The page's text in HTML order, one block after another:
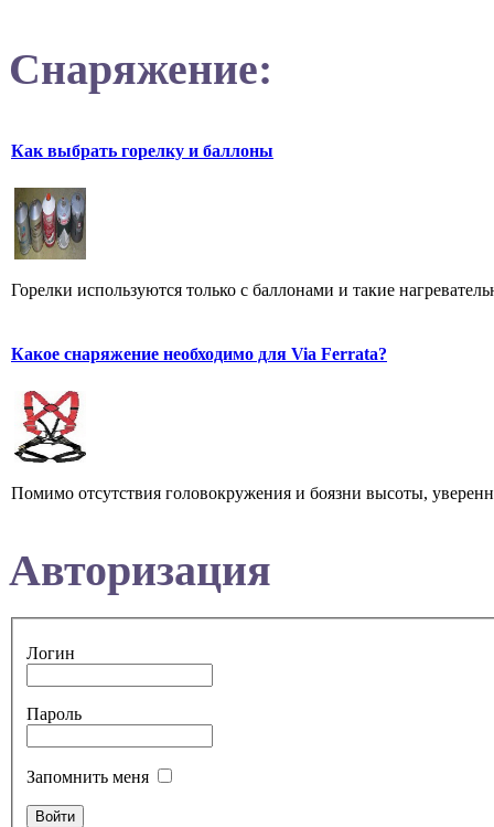
Снаряжение:
Как выбрать горелку и баллоны
Горелки используются только с баллонами и такие
Какое снаряжение необходимо для Via Ferrata?
Помимо отсутствия головокружения и боязни высоты,
Авторизация
Логин
Пароль
Запомнить меня